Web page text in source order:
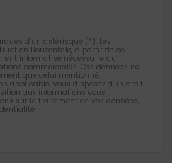
d’un astérisque (*). Les
Horizontale, à partir de ce
informatisé nécessaire au
commerciales. Ces données ne
que celui mentionné.
applicable, vous disposez d’un droit
aux informations vous
sur le traitement de vos données,